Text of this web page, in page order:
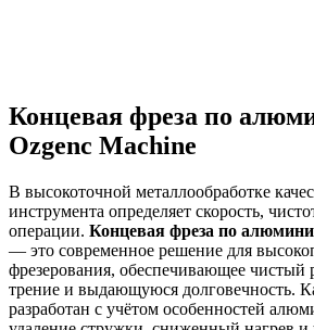
Концевая фреза по
Ozgenc Machine
В высокоточной металлообработке
инструмента определяет скорость,
операции. Концевая фреза по
— это современное решение для
фрезерования, обеспечивающее чистый
трение и выдающуюся долговечность.
разработан с учётом особенностей